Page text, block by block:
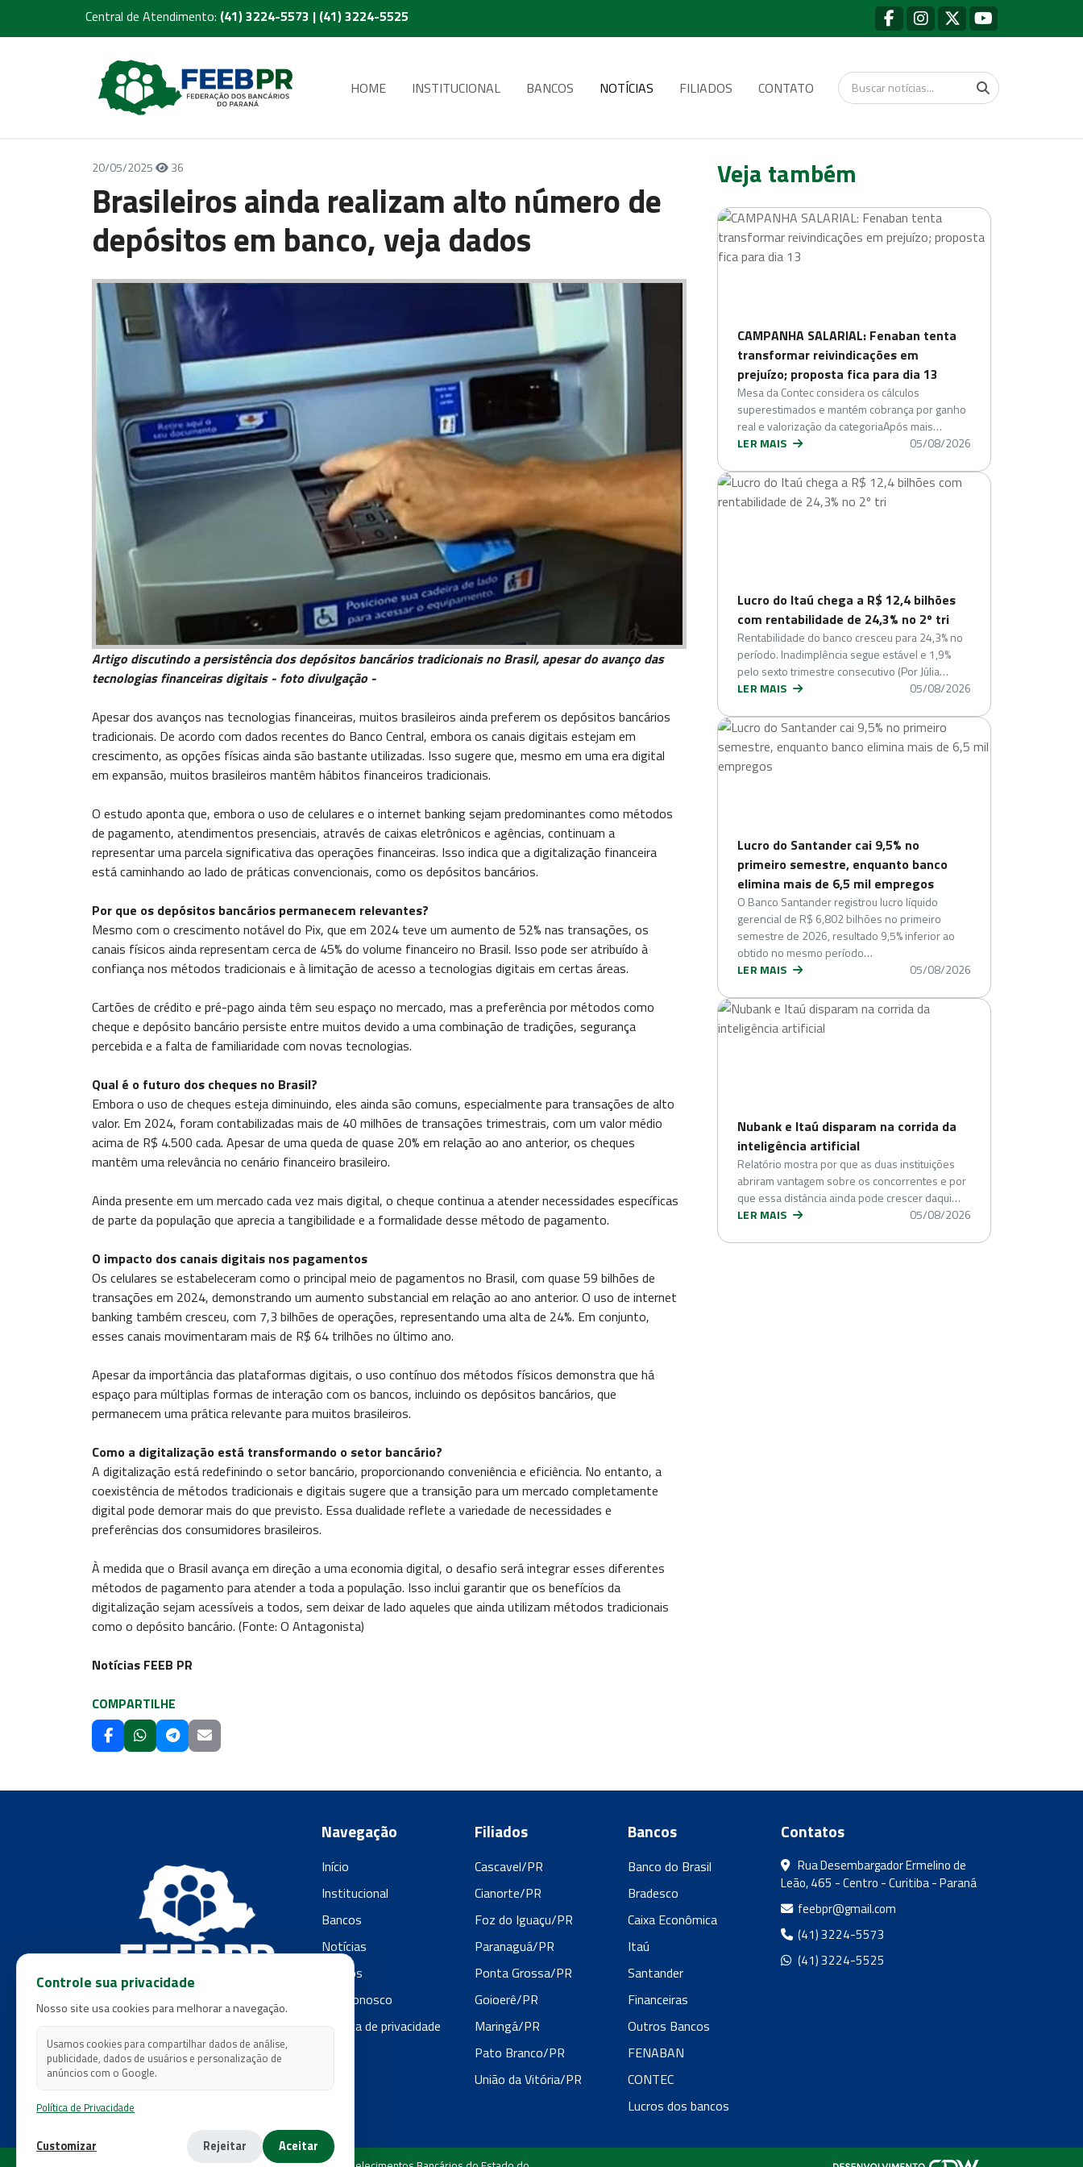
Central de Atendimento: (41) 3224-5573 | (41) 3224-5525
HOME INSTITUCIONAL BANCOS NOTÍCIAS FILIADOS CONTATO
20/05/2025 36
Brasileiros ainda realizam alto número de
depósitos em banco, veja dados
Artigo discutindo a persistência dos depósitos bancários tradicionais no Brasil, apesar do avanço das
tecnologias financeiras digitais - foto divulgação -
Apesar dos avanços nas tecnologias financeiras, muitos brasileiros ainda preferem os depósitos bancários
tradicionais. De acordo com dados recentes do Banco Central, embora os canais digitais estejam em
crescimento, as opções físicas ainda são bastante utilizadas. Isso sugere que, mesmo em uma era digital
em expansão, muitos brasileiros mantêm hábitos financeiros tradicionais.
O estudo aponta que, embora o uso de celulares e o internet banking sejam predominantes como métodos
de pagamento, atendimentos presenciais, através de caixas eletrônicos e agências, continuam a
representar uma parcela significativa das operações financeiras. Isso indica que a digitalização financeira
está caminhando ao lado de práticas convencionais, como os depósitos bancários.
Por que os depósitos bancários permanecem relevantes?
Mesmo com o crescimento notável do Pix, que em 2024 teve um aumento de 52% nas transações, os
canais físicos ainda representam cerca de 45% do volume financeiro no Brasil. Isso pode ser atribuído à
confiança nos métodos tradicionais e à limitação de acesso a tecnologias digitais em certas áreas.
Cartões de crédito e pré-pago ainda têm seu espaço no mercado, mas a preferência por métodos como
cheque e depósito bancário persiste entre muitos devido a uma combinação de tradições, segurança
percebida e a falta de familiaridade com novas tecnologias.
Qual é o futuro dos cheques no Brasil?
Embora o uso de cheques esteja diminuindo, eles ainda são comuns, especialmente para transações de alto
valor. Em 2024, foram contabilizadas mais de 40 milhões de transações trimestrais, com um valor médio
acima de R$ 4.500 cada. Apesar de uma queda de quase 20% em relação ao ano anterior, os cheques
mantêm uma relevância no cenário financeiro brasileiro.
Ainda presente em um mercado cada vez mais digital, o cheque continua a atender necessidades específicas
de parte da população que aprecia a tangibilidade e a formalidade desse método de pagamento.
O impacto dos canais digitais nos pagamentos
Os celulares se estabeleceram como o principal meio de pagamentos no Brasil, com quase 59 bilhões de
transações em 2024, demonstrando um aumento substancial em relação ao ano anterior. O uso de internet
banking também cresceu, com 7,3 bilhões de operações, representando uma alta de 24%. Em conjunto,
esses canais movimentaram mais de R$ 64 trilhões no último ano.
Apesar da importância das plataformas digitais, o uso contínuo dos métodos físicos demonstra que há
espaço para múltiplas formas de interação com os bancos, incluindo os depósitos bancários, que
permanecem uma prática relevante para muitos brasileiros.
Como a digitalização está transformando o setor bancário?
A digitalização está redefinindo o setor bancário, proporcionando conveniência e eficiência. No entanto, a
coexistência de métodos tradicionais e digitais sugere que a transição para um mercado completamente
digital pode demorar mais do que previsto. Essa dualidade reflete a variedade de necessidades e
preferências dos consumidores brasileiros.
À medida que o Brasil avança em direção a uma economia digital, o desafio será integrar esses diferentes
métodos de pagamento para atender a toda a população. Isso inclui garantir que os benefícios da
digitalização sejam acessíveis a todos, sem deixar de lado aqueles que ainda utilizam métodos tradicionais
como o depósito bancário. (Fonte: O Antagonista)
Notícias FEEB PR
COMPARTILHE
Veja também
CAMPANHA SALARIAL: Fenaban tenta
transformar reivindicações em
prejuízo; proposta fica para dia 13
Mesa da Contec considera os cálculos
superestimados e mantém cobrança por ganho
real e valorização da categoriaApós mais…
LER MAIS
05/08/2026
Lucro do Itaú chega a R$ 12,4 bilhões
com rentabilidade de 24,3% no 2º tri
Rentabilidade do banco cresceu para 24,3% no
período. Inadimplência segue estável e 1,9%
pelo sexto trimestre consecutivo (Por Júlia…
LER MAIS
05/08/2026
Lucro do Santander cai 9,5% no
primeiro semestre, enquanto banco
elimina mais de 6,5 mil empregos
O Banco Santander registrou lucro líquido
gerencial de R$ 6,802 bilhões no primeiro
semestre de 2026, resultado 9,5% inferior ao
obtido no mesmo período…
LER MAIS
05/08/2026
Nubank e Itaú disparam na corrida da
inteligência artificial
Relatório mostra por que as duas instituições
abriram vantagem sobre os concorrentes e por
que essa distância ainda pode crescer daqui…
LER MAIS
05/08/2026
Navegação
Início
Institucional
Bancos
Notícias
Filiados
Fale conosco
Política de privacidade
Filiados
Cascavel/PR
Cianorte/PR
Foz do Iguaçu/PR
Paranaguá/PR
Ponta Grossa/PR
Goioerê/PR
Maringá/PR
Pato Branco/PR
União da Vitória/PR
Bancos
Banco do Brasil
Bradesco
Caixa Econômica
Itaú
Santander
Financeiras
Outros Bancos
FENABAN
CONTEC
Lucros dos bancos
Contatos
Rua Desembargador Ermelino de
Leão, 465 - Centro - Curitiba - Paraná
feebpr@gmail.com
(41) 3224-5573
(41) 3224-5525
Controle sua privacidade
Nosso site usa cookies para melhorar a navegação.
Usamos cookies para compartilhar dados de análise,
publicidade, dados de usuários e personalização de
anúncios com o Google.
Política de Privacidade
Customizar Rejeitar Aceitar